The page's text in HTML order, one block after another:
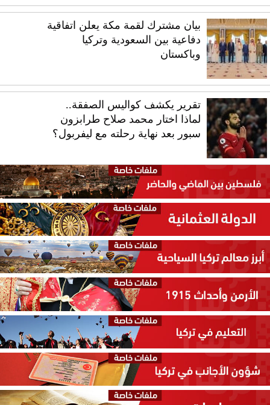
بيان مشترك لقمة مكة يعلن اتفاقية
دفاعية بين السعودية وتركيا
وباكستان
تقرير يكشف كواليس الصفقة..
لماذا اختار محمد صلاح طرابزون
سبور بعد نهاية رحلته مع ليفربول؟